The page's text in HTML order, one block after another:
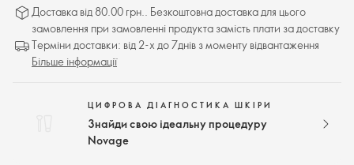
Доставка від 80.00 грн.. Безкоштовна доставка для цього
замовлення при замовленні продукта замість плати за доставку
Терміни доставки: від 2-х до 7днів з моменту відвантаження
Більше інформації
ЦИФРОВА ДІАГНОСТИКА ШКІРИ
Знайди свою ідеальну процедуру
Novage